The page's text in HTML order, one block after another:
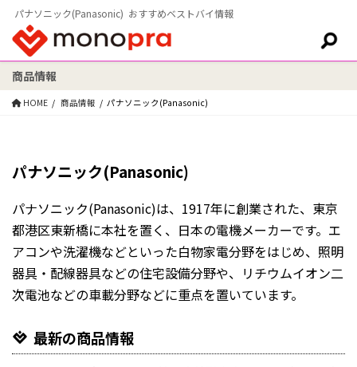
パナソニック(Panasonic) おすすめベストバイ情報
検索:
商品情報
HOME 商品情報 パナソニック(Panasonic)
パナソニック(Panasonic)
パナソニック(Panasonic)は、1917年に創業された、東京
都港区東新橋に本社を置く、日本の電機メーカーです。エ
アコンや洗濯機などといった白物家電分野をはじめ、照明
器具・配線器具などの住宅設備分野や、リチウムイオン二
次電池などの車載分野などに重点を置いています。
最新の商品情報